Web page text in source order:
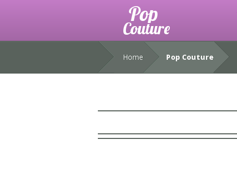
Home Pop Couture